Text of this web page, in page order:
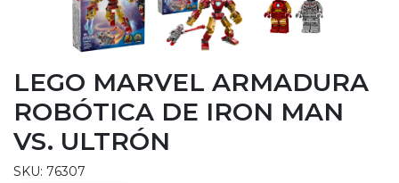
LEGO MARVEL ARMADURA
ROBÓTICA DE IRON MAN
VS. ULTRÓN
SKU: 76307